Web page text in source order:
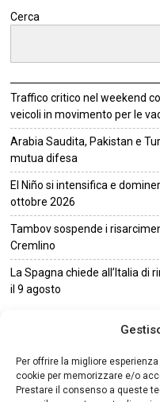
Per offrire la migliore
cookie per memorizzare e/o
Prestare il consenso a queste
Cerca
Traffico critico nel weekend
veicoli in movimento per le
Arabia Saudita, Pakistan e
mutua difesa
El Niño si intensifica e
ottobre 2026
Tambov sospende i
Cremlino
La Spagna chiede all’Italia
il 9 agosto
ANALISI E OPINIONI
SPORT